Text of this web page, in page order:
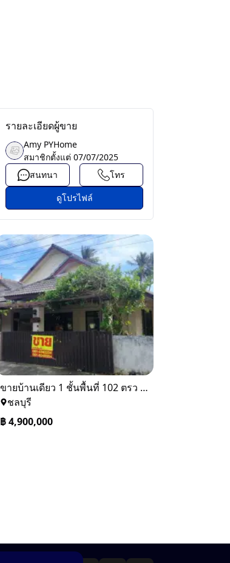
รายละเอียดผู้ขาย
Amy PYHome
สมาชิกตั้งแต่ 07/07/2025
สนทนา
โทร
ดูโปรไฟล์
ขายบ้านเดียว 1 ชั้นพื้นที่ 102 ตรว บางละมุง ชลบุรี
ชลบุรี
฿4,900,000